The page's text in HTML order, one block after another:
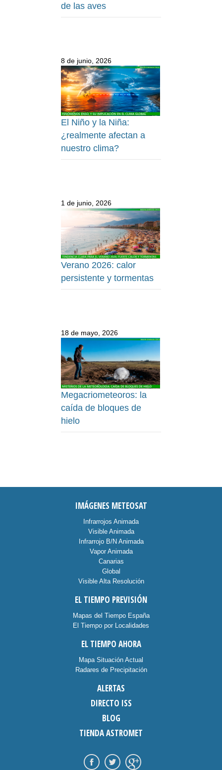
de las aves
8 de junio, 2026
El Niño y la Niña:
¿realmente afectan a
nuestro clima?
1 de junio, 2026
Verano 2026: calor
persistente y tormentas
18 de mayo, 2026
Megacriometeoros: la
caída de bloques de
hielo
IMÁGENES METEOSAT
Infrarrojos Animada
Visible Animada
Infrarrojo B/N Animada
Vapor Animada
Canarias
Global
Visible Alta Resolución
EL TIEMPO PREVISIÓN
Mapas del Tiempo España
El Tiempo por Localidades
EL TIEMPO AHORA
Mapa Situación Actual
Radares de Precipitación
ALERTAS
DIRECTO ISS
BLOG
TIENDA ASTROMET